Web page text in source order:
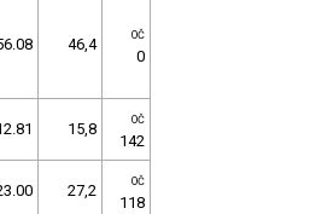
46,4 OČ
0
15,8 OČ
142
27,2 OČ
118